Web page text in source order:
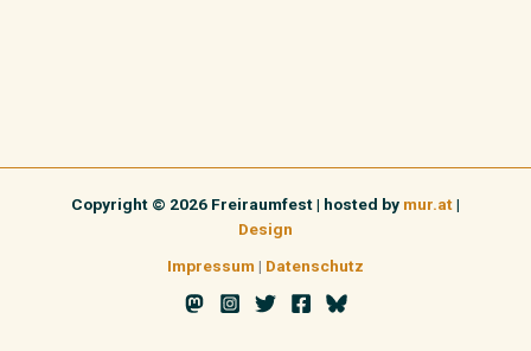
Copyright © 2026 Freiraumfest | hosted by mur.at|
Design
Impressum | Datenschutz